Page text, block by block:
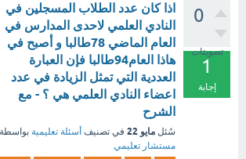
0
تصويتات
1
إجابة
اذا كان عدد الطلاب المسجلين في
النادي العلمي لاحدى المدارس في
العام الماضي 78طالبا و أصبح في
هاذا العام94طالبا فإن العبارة
العددية التي تمثل الزيادة في عدد
اعضاء النادي العلمي هي ؟ - مع
الشرح
سُئل مايو 22 في تصنيف أسئلة تعليمية بواسطة
مستشار تعليمي